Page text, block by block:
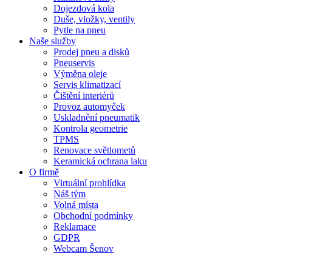
Dojezdová kola
Duše, vložky, ventily
Pytle na pneu
Naše služby
Prodej pneu a disků
Pneuservis
Výměna oleje
Servis klimatizací
Čištění interiérů
Provoz automyček
Uskladnění pneumatik
Kontrola geometrie
TPMS
Renovace světlometů
Keramická ochrana laku
O firmě
Virtuální prohlídka
Náš tým
Volná místa
Obchodní podmínky
Reklamace
GDPR
Webcam Šenov